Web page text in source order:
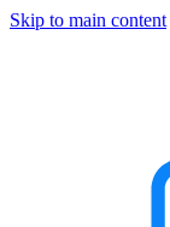
Skip to main content